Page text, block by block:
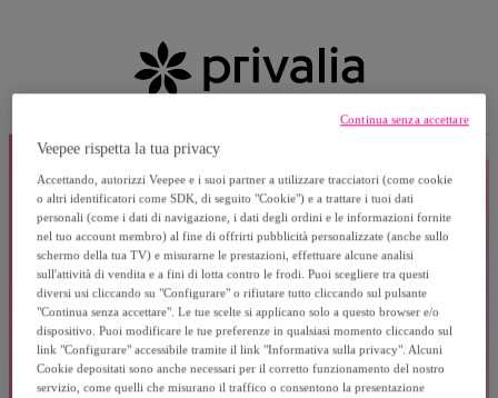
Veepee rispetta la tua privacy
Accettando, autorizzi Veepee e i suoi partner a utilizzare tracciatori (come cookie
o altri identificatori come SDK, di seguito "Cookie") e a trattare i tuoi dati
personali (come i dati di navigazione, i dati degli ordini e le informazioni fornite
nel tuo account membro) al fine di offrirti pubblicità personalizzate (anche sullo
schermo della tua TV) e misurarne le prestazioni, effettuare alcune analisi
sull'attività di vendita e a fini di lotta contro le frodi. Puoi scegliere tra questi
diversi usi cliccando su "Configurare" o rifiutare tutto cliccando sul pulsante
"Continua senza accettare". Le tue scelte si applicano solo a questo browser e/o
dispositivo. Puoi modificare le tue preferenze in qualsiasi momento cliccando sul
link "Configurare" accessibile tramite il link "Informativa sulla privacy". Alcuni
Cookie depositati sono anche necessari per il corretto funzionamento del nostro
servizio, come quelli che misurano il traffico o consentono la presentazione
Continua senza accettare